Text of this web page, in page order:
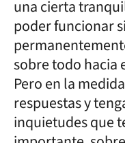
una cierta
poder funcionar
sobre todo hacia
Pero en la
respuestas y
inquietudes que